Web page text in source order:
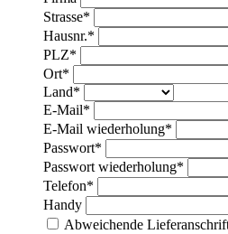
Strasse*
Hausnr.*
PLZ*
Ort*
Land*
E-Mail*
E-Mail wiederholung*
Passwort*
Passwort wiederholung*
Telefon*
Handy
Abweichende